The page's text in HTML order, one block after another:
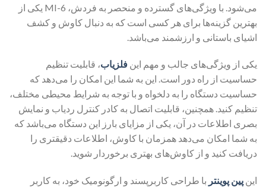
می‌شود. با ویژگی‌های گسترده و منحصر به فردش، MI-6 یکی از
بهترین گزینه‌ها برای هر کسی است که به دنبال کاوش و کشف
اشیای باستانی و ارزشمند می‌باشد.
یکی از ویژگی‌های جالب و مهم این فلزیاب، قابلیت تنظیم
حساسیت از راه دور است. این به شما این امکان را می‌دهد که
حساسیت دستگاه را به دلخواه و با توجه به شرایط محیطی مختلف،
تنظیم کنید. همچنین، قابلیت اتصال به کادر کنترل ردیاب و نمایش
بصری اطلاعات در آن، یکی از مزایای بارز این دستگاه می‌باشد که
به شما امکان می‌دهد همزمان با کاوش، اطلاعات دقیقتری را
دریافت کنید و از کاوش‌های بهتری برخوردار شوید.
این پین پوینتر با طراحی کاربرپسند و ارگونومیک خود، به کاربر